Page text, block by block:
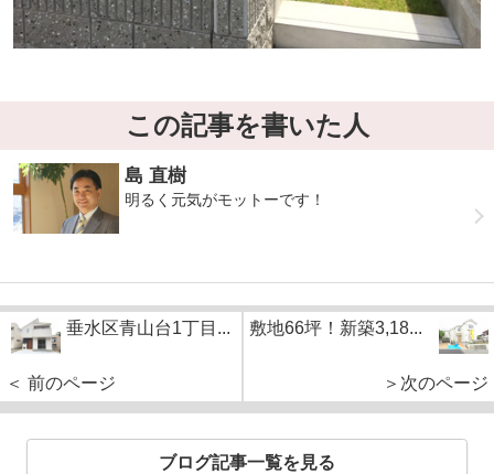
この記事を書いた人
島 直樹
明るく元気がモットーです！
垂水区青山台1丁目...
＜ 前のページ
敷地66坪！新築3,18...
＞次のページ
ブログ記事一覧を見る